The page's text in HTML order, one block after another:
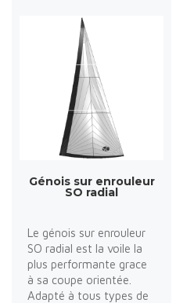
Génois sur enrouleur
SO radial
Le génois sur enrouleur
SO radial est la voile la
plus performante grace
à sa coupe orientée.
Adapté à tous types de